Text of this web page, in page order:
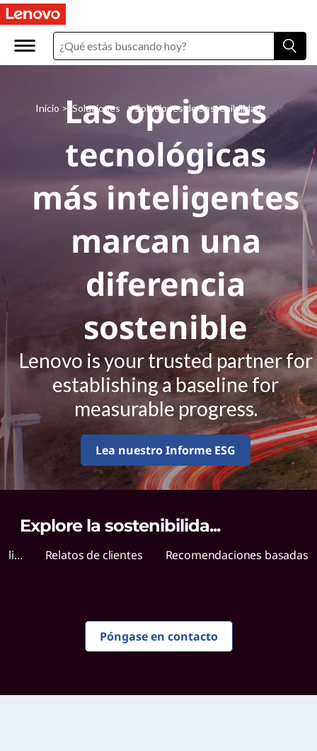
S
s
d
o
s
t
Inicio > Soluciones > Soluciones de Sostenibilidad
Las opciones
tecnológicas
más inteligentes
marcan una
diferencia
sostenible
Lenovo is your trusted partner for
establishing a baseline for
measurable progress.
Lea nuestro Informe ESG
Explore la sostenibilida...
Relatos de clientes Recomendaciones basadas
Póngase en contacto